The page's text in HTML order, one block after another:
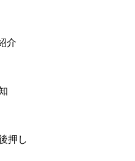
介
押し